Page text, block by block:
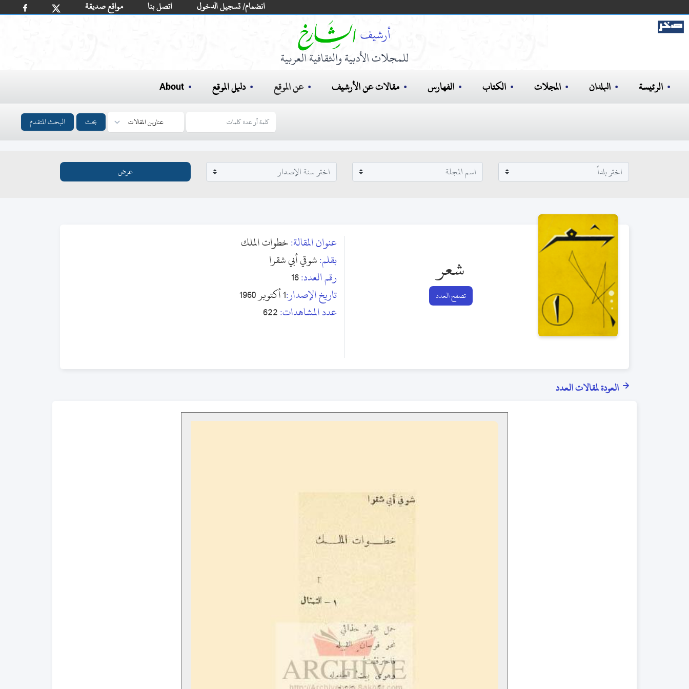
مواقع صديقة اتصل بنا انضمام/ تسجيل الدخول
للمجلات الأدبية والثقافية العربية
الرئيسة البلدان المجلات الكتاب الفهارس مقالات عن الأرشيف عن الموقع دليل الموقع About
بحث البحث المتقدم
شعر
تصفح العدد
عنوان المقالة:خطوات الملك
بقلم:شوقي أبي شقرا
رقم العدد:16
تاريخ الإصدار:1 أكتوبر 1960
عدد المشاهدات:622
العودة لمقالات العدد